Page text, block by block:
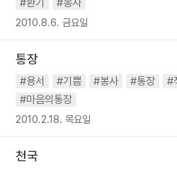
#환기
#봉사
2010.8.6. 금요일
통장
#용서 #기쁨 #봉사 #통장 #
#마음의통장
2010.2.18. 목요일
천국